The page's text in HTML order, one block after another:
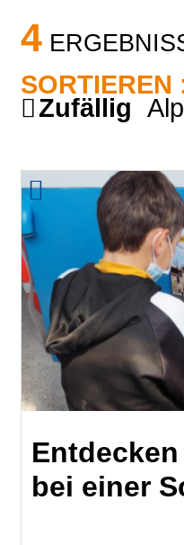
4
SORTIEREN
Zufällig
bei einer